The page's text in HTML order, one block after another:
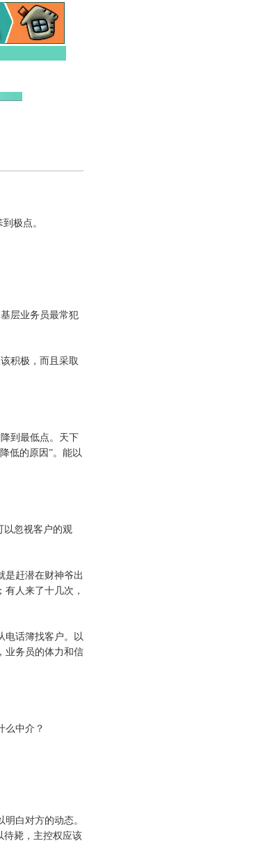
极点。
层业务员最常犯
积极，而且采取
到最低点。天下
低的原因”。能以
以忽视客户的观
是赶潜在财神爷出
人来了十几次，
电话簿找客户。以
业务员的体力和信
么中介？
白对方的动态。
待毙，主控权应该